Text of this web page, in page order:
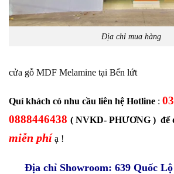
Địa chỉ mua hàng
cửa gỗ MDF Melamine tại Bến lứt
Quí khách có nhu cầu liên hệ Hotline :
0888446438 ( NVKD- PHƯƠNG ) để
miễn phí ạ !
Địa chỉ Showroom: 639 Quốc